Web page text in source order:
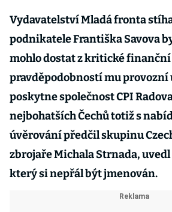
Vydavatelství Mladá fronta
podnikatele Františka Savova
mohlo dostat z kritické
pravděpodobností mu
poskytne společnost CPI
nejbohatších Čechů totiž s
úvěrování předčil skupinu
zbrojaře Michala Strnada, uvedl
který si nepřál být jmenován.